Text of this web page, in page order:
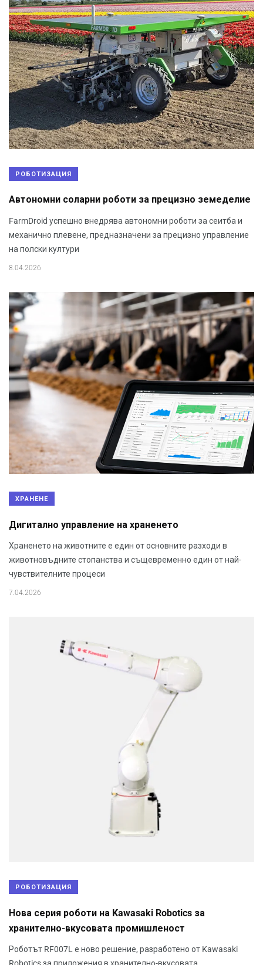
РОБОТИЗАЦИЯ
Автономни соларни роботи за прецизно земеделие
FarmDroid успешно внедрява автономни роботи за сеитба и
механично плевене, предназначени за прецизно управление
на полски култури
8.04.2026
ХРАНЕНЕ
Дигитално управление на храненето
Храненето на животните е един от основните разходи в
животновъдните стопанства и същевременно един от най-
чувствителните процеси
7.04.2026
РОБОТИЗАЦИЯ
Нова серия роботи на Kawasaki Robotics за
хранително-вкусовата промишленост
Роботът RF007L е ново решение, разработено от Kawasaki